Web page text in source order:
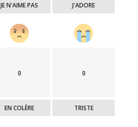
JE N'AIME PAS J'ADORE
0
EN COLÈRE
0
TRISTE